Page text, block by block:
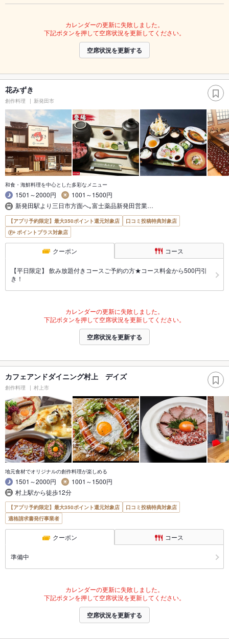
カレンダーの更新に失敗しました。
下記ボタンを押して空席状況を更新してください。
空席状況を更新する
花みずき
創作料理 新発田市
和食・海鮮料理を中心とした多彩なメニュー
1501～2000円
1001～1500円
新発田駅より三日市方面へ｡富士薬品新発田営業…
【アプリ予約限定】最大350ポイント還元対象店
口コミ投稿特典対象店
ポイントプラス対象店
クーポン コース
【平日限定】 飲み放題付きコースご予約の方★コース料金から500円引
き！
カレンダーの更新に失敗しました。
下記ボタンを押して空席状況を更新してください。
空席状況を更新する
カフェアンドダイニング村上 デイズ
創作料理 村上市
地元食材でオリジナルの創作料理が楽しめる
1501～2000円
1001～1500円
村上駅から徒歩12分
【アプリ予約限定】最大350ポイント還元対象店
口コミ投稿特典対象店
適格請求書発行事業者
クーポン コース
準備中
カレンダーの更新に失敗しました。
下記ボタンを押して空席状況を更新してください。
空席状況を更新する